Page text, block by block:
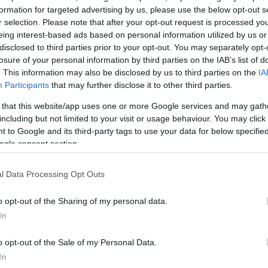
for targeted advertising by us, please use the below opt-out
selection. Please note that after your opt-out request is processed
interest-based ads based on personal information utilized by us
to third parties prior to your opt-out. You may separately
of your personal information by third parties on the IAB’s list of
This information may also be disclosed by us to third parties on the
Participants that may further disclose it to other third parties.
that this website/app uses one or more Google services and may
but not limited to your visit or usage behaviour. You may
to Google and its third-party tags to use your data for below
consent section.
Data Processing Opt Outs
opt-out of the Sharing of my personal data.
opt-out of the Sale of my Personal Data.
ΔΙΑΦΗΜΙΣΗ